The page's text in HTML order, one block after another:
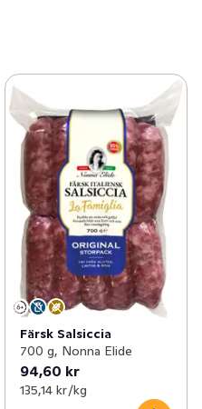
Färsk Salsiccia
700 g, Nonna Elide
94,60 kr
135,14 kr /kg